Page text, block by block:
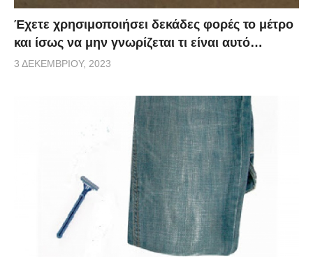
Έχετε χρησιμοποιήσει δεκάδες φορές το μέτρο
και ίσως να μην γνωρίζεται τι είναι αυτό…
3 ΔΕΚΕΜΒΡΊΟΥ, 2023